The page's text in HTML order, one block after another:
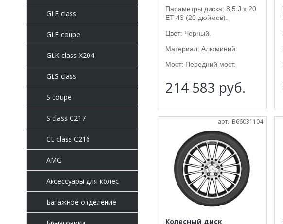
GLE class
GLE coupe
GLK class X204
GLS class
S coupe
S class C217
CL class C216
AMG
Аксессуары для колес
Багажное отделение
Параметры диска: 8,5 J x 20
ET 43 (20 дюймов).
Цвет: Черный.
Материал: Алюминий.
Мост: Передний мост.
214 583 руб.
арт.: B66031104
Колесный диск